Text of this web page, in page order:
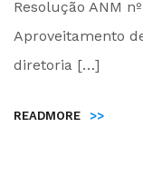
Resolução ANM
Aproveitamento
diretoria […]
READMORE >>